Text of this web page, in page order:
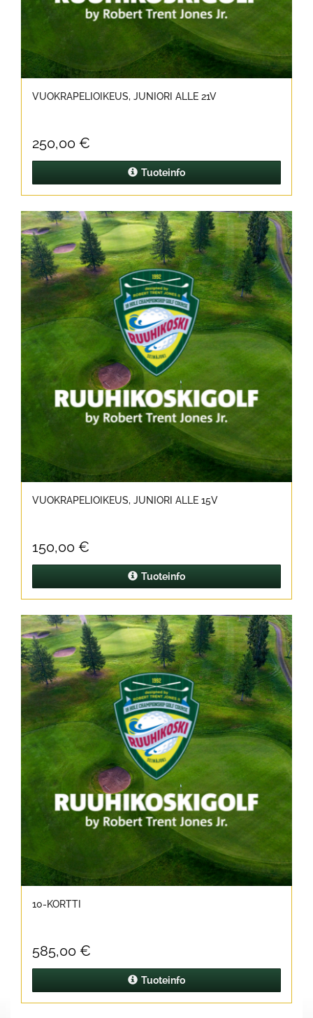
VUOKRAPELIOIKEUS, JUNIORI ALLE 21V
250,00 €
Tuoteinfo
VUOKRAPELIOIKEUS, JUNIORI ALLE 15V
150,00 €
Tuoteinfo
10-KORTTI
585,00 €
Tuoteinfo